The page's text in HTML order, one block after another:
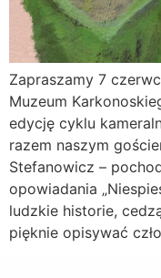
Zapraszamy 7
Muzeum
edycję cyklu
razem naszym
Stefanowicz –
opowiadania
ludzkie historie,
pięknie opisywać